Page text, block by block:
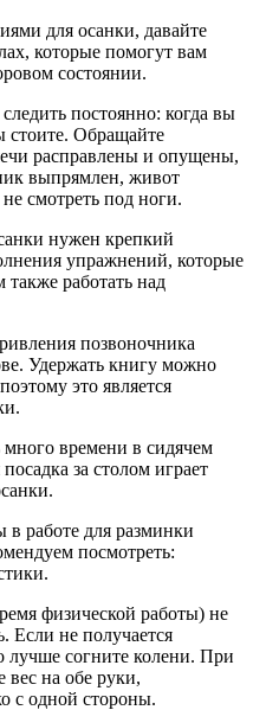
для осанки, давайте
которые помогут вам
состоянии.
постоянно: когда вы
стоите. Обращайте
расправлены и опущены,
выпрямлен, живот
смотреть под ноги.
нужен крепкий
упражнений, которые
работать над
позвоночника
Удержать книгу можно
это является
времени в сидячем
за столом играет
в работе для разминки
посмотреть:
физической работы) не
Если не получается
лучше согните колени. При
вес на обе руки,
с одной стороны.